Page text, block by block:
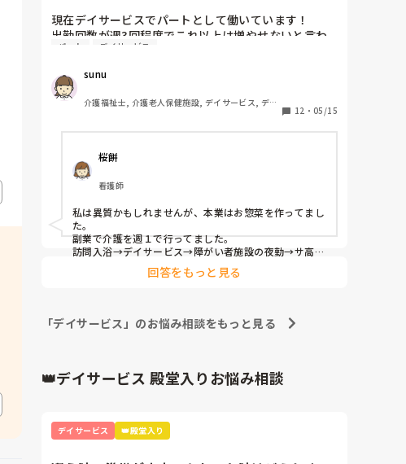
ないが、この忙しい時間に、(デクノボウ)長々と話を
していて、トイレ誘導も帰る荷物の用意もしてもらえ
陰険主任、デクノボウに言いに行くかと思ったら陰険
別にトイレ誘導しなくてもいいのは承知してるし、
『デクノボウに言ってください。』と話しているの
に、何で、あなたがするのと思うと、こいつ何考えて
んだ状態 。
まあ、陰険主任に言わせると、俺に言うんだったら直
接言えよ。って思ってるかもしれませんが、これだけ
俺とデクノボーの関係をこじらせた原因はお前だろ(陰
こっちは、なにも悪いことはしてないのに、 あんたが
そうやって人によって不公平な指導をするから、こう
ても無理か?と思うと、また余計な心配事が増えてきま
現在デイサービスでパートとして働いています！
出勤回数が週3回程度でこれ以上は増やせないと言わ
れました。（利用者さんが少ないため）これから掛け
掛け持ちされている方はいますか？
どのような仕事を掛け持ちしてますか？
パート デイサービス
sunu
介護福祉士, 介護老人保健施設, デイサービス, デイ
12 ・ 05/15
桜餅
看護師
私は異質かもしれませんが、本業はお惣菜を作ってまし
た。
副業で介護を週１で行ってました。
訪問入浴→デイサービス→障がい者施設の夜勤→サ高住
の夜勤と色々やってきましたね。
その後本業のお惣菜屋を辞めて２ヶ月くらいサ高住の夜
勤週２と単発バイトで暮らしてました。
回答をもっと見る
「デイサービス」のお悩み相談をもっと見る
👑デイサービス 殿堂入りお悩み相談
デイサービス 👑殿堂入り